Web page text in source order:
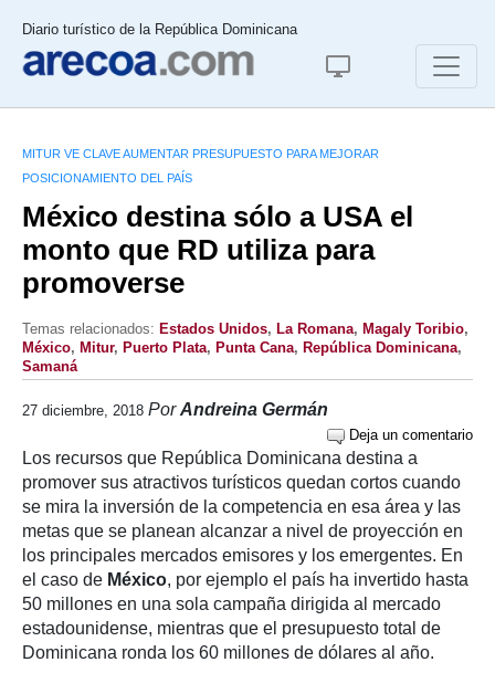
Diario turístico de la República Dominicana
MITUR VE CLAVE AUMENTAR PRESUPUESTO PARA MEJORAR
POSICIONAMIENTO DEL PAÍS
México destina sólo a USA el
monto que RD utiliza para
promoverse
Temas relacionados: Estados Unidos, La Romana, Magaly Toribio,
México, Mitur, Puerto Plata, Punta Cana, República Dominicana,
Samaná
27 diciembre, 2018 PorAndreina Germán
Deja un comentario
Los recursos que República Dominicana destina a
promover sus atractivos turísticos quedan cortos cuando
se mira la inversión de la competencia en esa área y las
metas que se planean alcanzar a nivel de proyección en
los principales mercados emisores y los emergentes. En
el caso de México, por ejemplo el país ha invertido hasta
50 millones en una sola campaña dirigida al mercado
estadounidense, mientras que el presupuesto total de
Dominicana ronda los 60 millones de dólares al año.